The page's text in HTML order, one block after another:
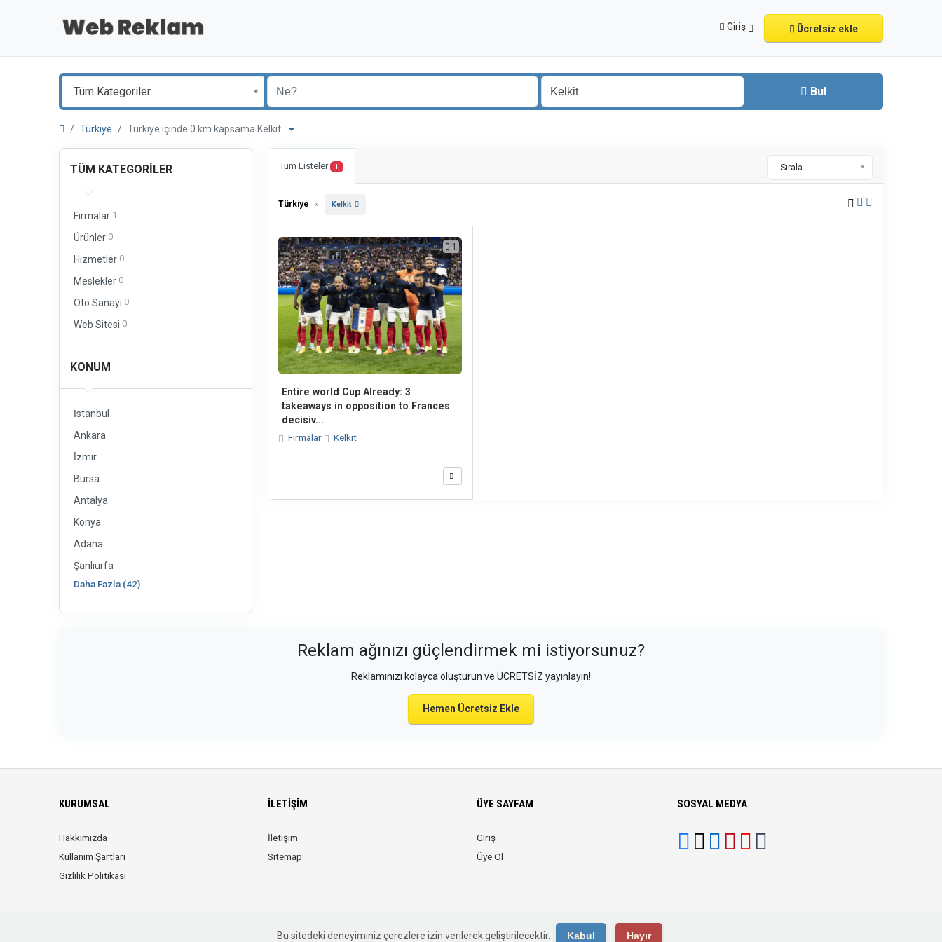
Giriş Ücretsiz ekle
Tüm Kategoriler Bul
Türkiye Türkiye içinde 0 km kapsama Kelkit
TÜM KATEGORILER
Firmalar 1
Ürünler 0
Hizmetler 0
Meslekler 0
Oto Sanayi 0
Web Sitesi 0
KONUM
İstanbul
Ankara
İzmir
Bursa
Antalya
Konya
Adana
Şanlıurfa
Daha Fazla (42)
Tüm Listeler 1 Sırala
Türkiye » Kelkit
1
Entire world Cup Already: 3
takeaways in opposition to Frances
decisiv...
Firmalar
Kelkit
Reklam ağınızı güçlendirmek mi istiyorsunuz?
Reklamınızı kolayca oluşturun ve ÜCRETSİZ yayınlayın!
Hemen Ücretsiz Ekle
KURUMSAL
Hakkımızda
Kullanım Şartları
Gizlilik Politikası
İLETIŞIM
İletişim
Sitemap
ÜYE SAYFAM
Giriş
Üye Ol
SOSYAL MEDYA
Bu sitedeki deneyiminiz çerezlere izin verilerek geliştirilecektir. Kabul Hayır